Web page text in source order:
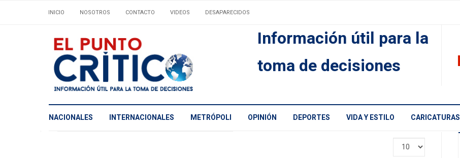
INICIO NOSOTROS CONTACTO VIDEOS DESAPARECIDOS
Información útil para la
toma de decisiones
NACIONALES INTERNACIONALES METRÓPOLI OPINIÓN DEPORTES VIDA Y ESTILO CARICATURAS
Display